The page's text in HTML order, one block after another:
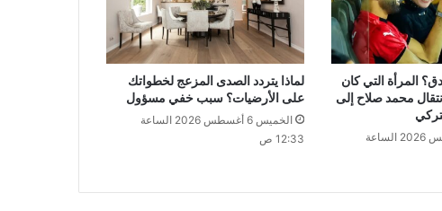
المرأة التي كان
محمد صلاح إلى
الخميس 6 أغسطس 2026 الساعة
لماذا يتردد الصدى المزعج لخطواتك
على الأرضيات؟ سبب خفي مسؤول
الخميس 6 أغسطس 2026 الساعة
12:33 ص